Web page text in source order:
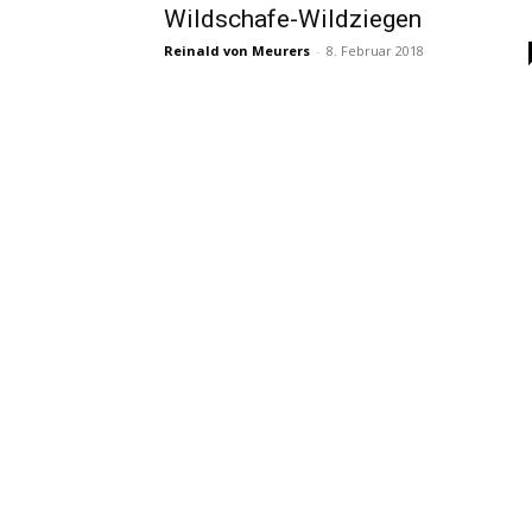
Wildschafe-Wildziegen
Reinald von Meurers - 8. Februar 2018